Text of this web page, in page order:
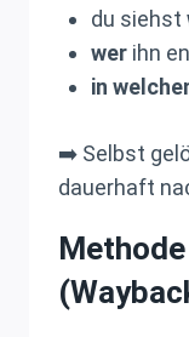
du siehst
wer ihn
in
➡️ Selbst
dauerhaft